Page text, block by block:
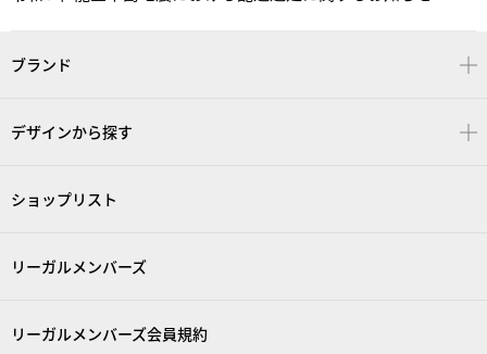
ブランド
デザインから探す
ショップリスト
リーガルメンバーズ
リーガルメンバーズ会員規約